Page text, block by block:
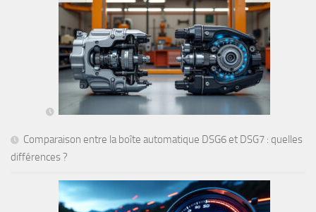
Comparaison entre la boîte automatique DSG6 et DSG7 : quelles
différences ?